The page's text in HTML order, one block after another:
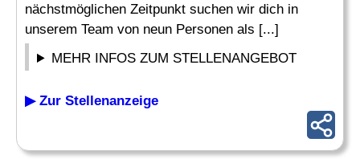
nächstmöglichen Zeitpunkt suchen wir dich in
unserem Team von neun Personen als [...]
MEHR INFOS ZUM STELLENANGEBOT
▶ Zur Stellenanzeige